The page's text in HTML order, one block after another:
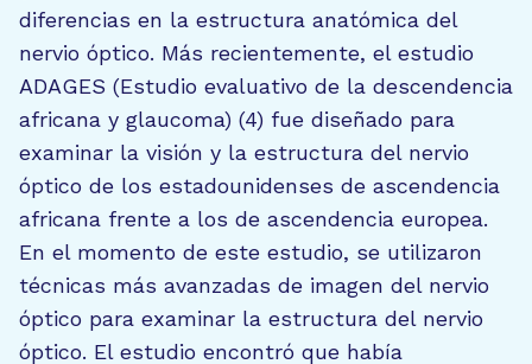
diferencias en la estructura anatómica del
nervio óptico. Más recientemente, el estudio
ADAGES (Estudio evaluativo de la descendencia
africana y glaucoma) (4) fue diseñado para
examinar la visión y la estructura del nervio
óptico de los estadounidenses de ascendencia
africana frente a los de ascendencia europea.
En el momento de este estudio, se utilizaron
técnicas más avanzadas de imagen del nervio
óptico para examinar la estructura del nervio
óptico. El estudio encontró que había